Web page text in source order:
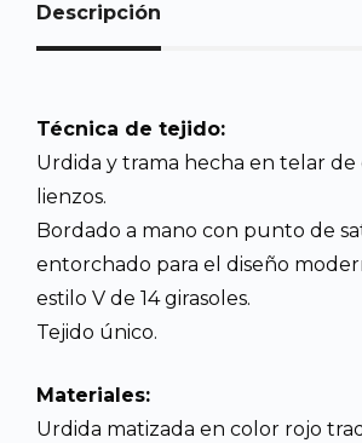
Descripción
Técnica de tejido:
Urdida y trama hecha en telar
lienzos.
Bordado a mano con punto de
entorchado para el diseño
estilo V de 14 girasoles.
Tejido único.
Materiales:
Urdida matizada en color rojo